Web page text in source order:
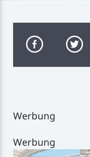
The Sun
a-ha
Werbung
Werbung